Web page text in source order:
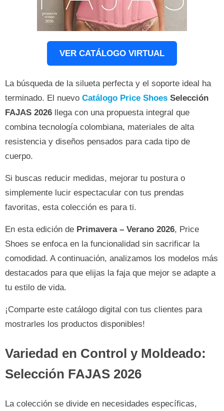
VER CATÁLOGO VIRTUAL
La búsqueda de la silueta perfecta y el soporte ideal ha
terminado. El nuevo Catálogo Price Shoes Selección
FAJAS 2026 llega con una propuesta integral que
combina tecnología colombiana, materiales de alta
resistencia y diseños pensados para cada tipo de
cuerpo.
Si buscas reducir medidas, mejorar tu postura o
simplemente lucir espectacular con tus prendas
favoritas, esta colección es para ti.
En esta edición de Primavera – Verano 2026, Price
Shoes se enfoca en la funcionalidad sin sacrificar la
comodidad. A continuación, analizamos los modelos más
destacados para que elijas la faja que mejor se adapte a
tu estilo de vida.
¡Comparte este catálogo digital con tus clientes para
mostrarles los productos disponibles!
Variedad en Control y Moldeado:
Selección FAJAS 2026
La colección se divide en necesidades específicas,